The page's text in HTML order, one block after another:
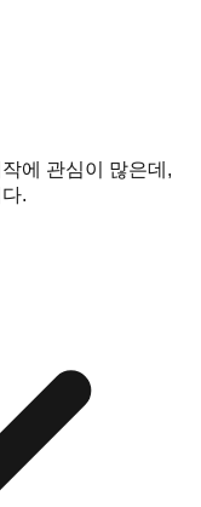
에 관심이 많은데,
.